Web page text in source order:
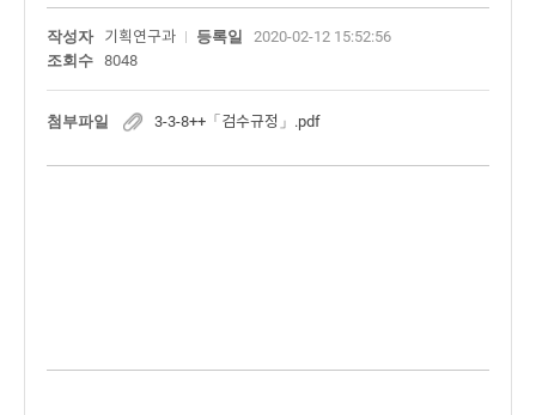
작성자 기획연구과 등록일
2020-02-12 15:52:56
조회수
8048
첨부파일 3-3-8++「검수규정」.pdf